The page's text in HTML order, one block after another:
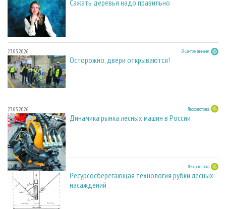
Сажать деревья надо правильно
23.03.2026 В центре внимания
Осторожно, двери открываются!
23.03.2026 Лесозаготовка
Динамика рынка лесных машин в России
23.03.2026 Лесозаготовка
Ресурсосберегающая технология рубки лесных
насаждений